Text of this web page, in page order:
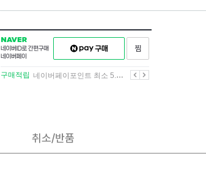
NAVER
네이버
ID로
간편구매
네이버페이
구매하기
이전
구매적립 네이버페이포인트 최소 5.5% 적립 다음
취소/반품